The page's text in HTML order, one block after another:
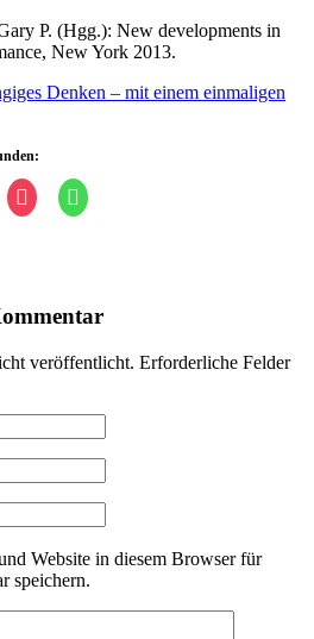
P. (Hgg.): New developments in
New York 2013.
veröffentlicht. Erforderliche Felder
Website in diesem Browser für
speichern.